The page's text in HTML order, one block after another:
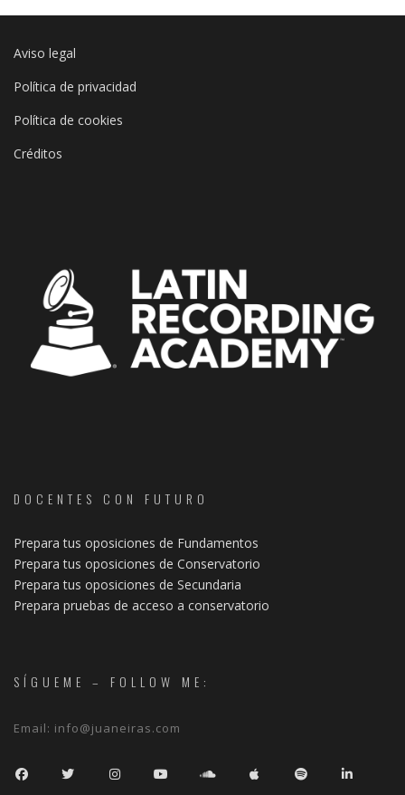
Aviso legal
Política de privacidad
Política de cookies
Créditos
DOCENTES CON FUTURO
Prepara tus oposiciones de Fundamentos
Prepara tus oposiciones de Conservatorio
Prepara tus oposiciones de Secundaria
Prepara pruebas de acceso a conservatorio
SÍGUEME – FOLLOW ME:
Email: info@juaneiras.com